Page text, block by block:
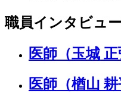
職員インタビュー
医師（玉城 正
医師（楢山 耕